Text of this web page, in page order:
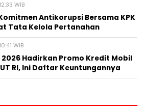
WIB
Antikorupsi Bersama KPK
Tata Kelola Pertanahan
WIB
2026 Hadirkan Promo Kredit Mobil
RI, Ini Daftar Keuntungannya